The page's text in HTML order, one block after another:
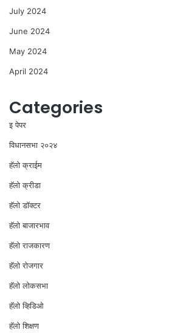
July 2024
June 2024
May 2024
April 2024
Categories
इ पेपर
विधानसभा २०२४
⁠हॅलो क्राईम
हॅलो क्रीडा
हॅलो डॉक्टर
हॅलो बाजारभाव
हॅलो राजकारण
⁠हॅलो रोजगार
हॅलो लोकसभा
⁠हॅलो व्हिडिओ
हॅलो शिक्षण